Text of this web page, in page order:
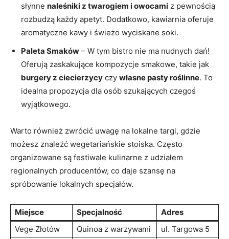
słynne naleśniki z twarogiem i owocami z pewnością
rozbudzą każdy apetyt. Dodatkowo, kawiarnia oferuje
aromatyczne kawy i świeżo wyciskane soki.
Paleta Smaków – W tym bistro nie ma nudnych dań!
Oferują zaskakujące kompozycje smakowe, takie jak
burgery z ciecierzycy czy własne pasty roślinne. To
idealna propozycja dla osób szukających czegoś
wyjątkowego.
Warto również zwrócić uwagę na lokalne targi, gdzie
możesz znaleźć wegetariańskie stoiska. Często
organizowane są festiwale kulinarne z udziałem
regionalnych producentów, co daje szansę na
spróbowanie lokalnych specjałów.
Miejsce Specjalność
Adres
Vege Złotów
Quinoa z warzywami ul. Targowa 5